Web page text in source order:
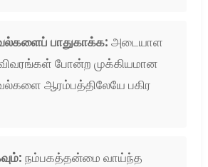
பாதுகாக்க: அடையாள
போன்ற முக்கியமான
ஆரம்பத்திலேயே பகிர
நம்பகத்தன்மை வாய்ந்த